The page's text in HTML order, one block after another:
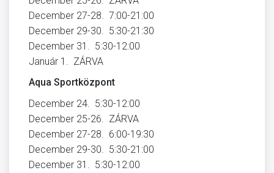
December 27-28. 7:00-21:00
December 29-30. 5:30-21:30
December 31. 5:30-12:00
Január 1. ZÁRVA
Aqua Sportközpont
December 24. 5:30-12:00
December 25-26. ZÁRVA
December 27-28. 6:00-19:30
December 29-30. 5:30-21:00
December 31. 5:30-12:00